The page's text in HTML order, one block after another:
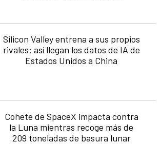
Silicon Valley entrena a sus propios
rivales: así llegan los datos de IA de
Estados Unidos a China
Cohete de SpaceX impacta contra
la Luna mientras recoge más de
209 toneladas de basura lunar